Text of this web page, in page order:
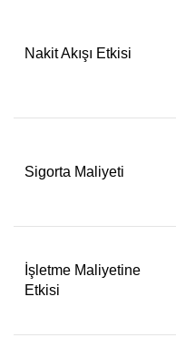
Nakit Akışı Etkisi
Sigorta Maliyeti
İşletme Maliyetine
Etkisi